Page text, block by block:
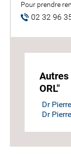
Pour prendre
02 32 96
Autres
ORL"
Dr
Dr